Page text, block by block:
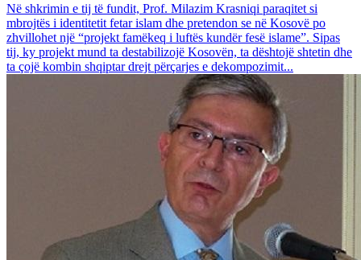
Në shkrimin e tij të fundit, Prof. Milazim Krasniqi paraqitet si
mbrojtës i identitetit fetar islam dhe pretendon se në Kosovë po
zhvillohet një “projekt famëkeq i luftës kundër fesë islame”. Sipas
tij, ky projekt mund ta destabilizojë Kosovën, ta dështojë shtetin dhe
ta çojë kombin shqiptar drejt përçarjes e dekompozimit...